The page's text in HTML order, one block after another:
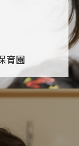
育園
紹介されま